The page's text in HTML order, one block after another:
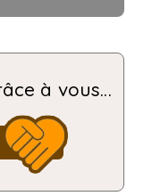
à vous...